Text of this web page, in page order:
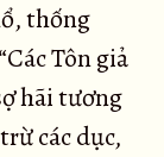
thống
Tôn giả
hãi tương
các dục,